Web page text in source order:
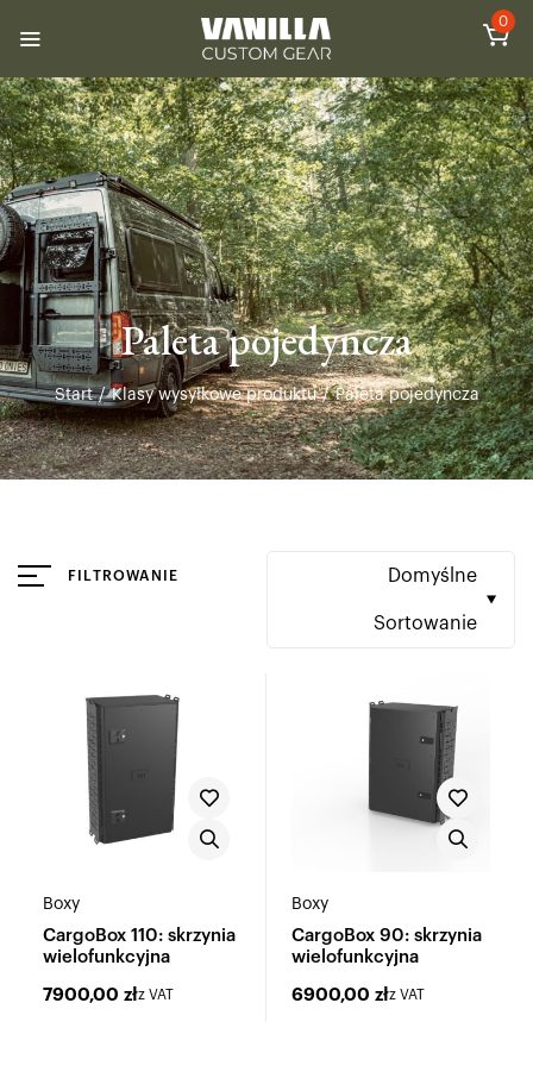
0
Paleta pojedyncza
Start / Klasy wysyłkowe produktu / Paleta pojedyncza
FILTROWANIE Domyślne
Sortowanie
Boxy
CargoBox 110: skrzynia
wielofunkcyjna
7900,00 złz VAT
Boxy
CargoBox 90: skrzynia
wielofunkcyjna
6900,00 złz VAT